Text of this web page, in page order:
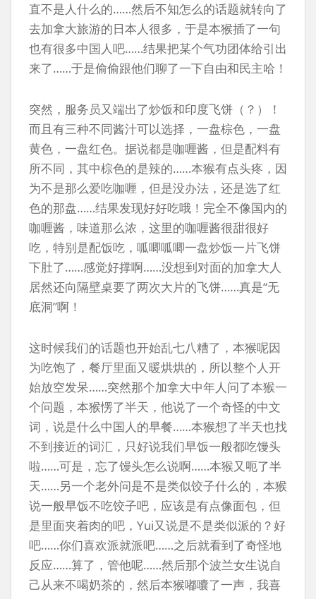
直不是人什么的……然后不知怎么的话题就转向了
去加拿大旅游的日本人很多，于是本猴插了一句
也有很多中国人吧……结果把某个气功团体给引出
来了……于是偷偷跟他们聊了一下自由和民主哈！
突然，服务员又端出了炒饭和印度飞饼（？）！
而且有三种不同酱汁可以选择，一盘棕色，一盘
黄色，一盘红色。据说都是咖喱酱，但是配料有
所不同，其中棕色的是辣的……本猴有点头疼，因
为不是那么爱吃咖喱，但是没办法，还是选了红
色的那盘……结果发现好好吃哦！完全不像国内的
咖喱酱，味道那么浓，这里的咖喱酱很甜很好
吃，特别是配饭吃，呱唧呱唧一盘炒饭一片飞饼
下肚了……感觉好撑啊……没想到对面的加拿大人
居然还向隔壁桌要了两次大片的飞饼……真是“无
底洞”啊！
这时候我们的话题也开始乱七八糟了，本猴呢因
为吃饱了，餐厅里面又暖烘烘的，所以整个人开
始放空发呆……突然那个加拿大中年人问了本猴一
个问题，本猴愣了半天，他说了一个奇怪的中文
词，说是什么中国人的早餐……本猴想了半天也找
不到接近的词汇，只好说我们早饭一般都吃馒头
啦……可是，忘了馒头怎么说啊……本猴又呃了半
天……另一个老外问是不是类似饺子什么的，本猴
说一般早饭不吃饺子吧，应该是有点像面包，但
是里面夹着肉的吧，Yui又说是不是类似派的？好
吧……你们喜欢派就派吧……之后就看到了奇怪地
反应……算了，管他呢……然后那个波兰女生说自
己从来不喝奶茶的，然后本猴嘟囔了一声，我喜